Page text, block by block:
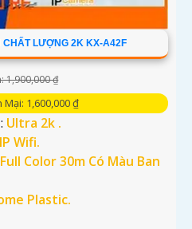
CHẤT LƯỢNG 2K KX-A42F
1,900,000 ₫
1,600,000 ₫
Ultra 2k .
IP Wifi.
Full Color 30m Có Màu Ban
Plastic.